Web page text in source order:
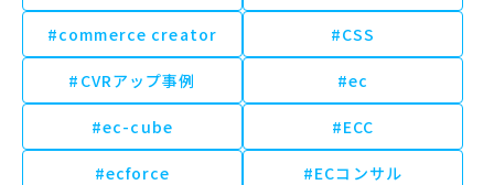
#commerce creator #CSS
#CVRアップ事例 #ec
#ec-cube #ECC
#ecforce #ECコンサル